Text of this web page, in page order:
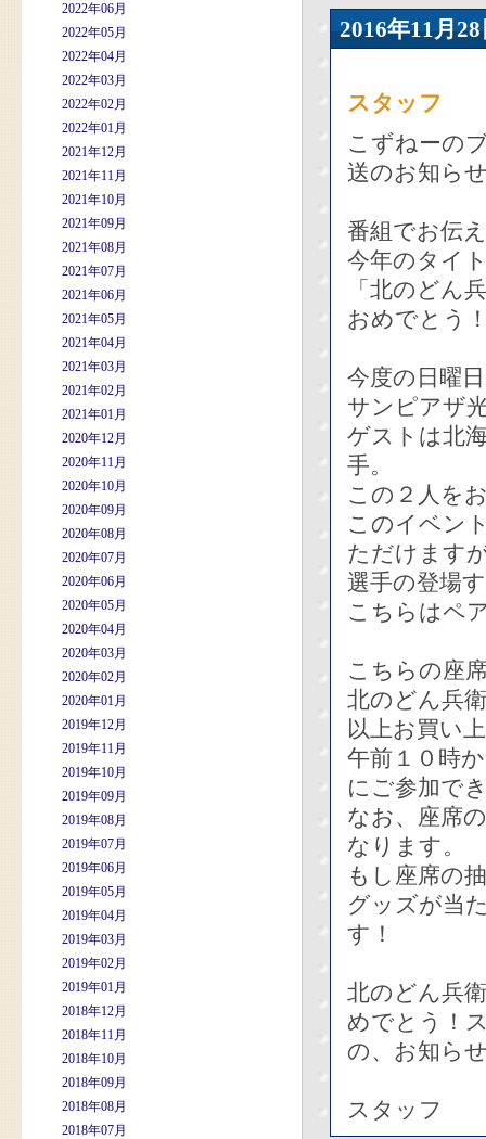
2022年06月
2022年05月
2022年04月
2022年03月
2022年02月
2022年01月
2021年12月
2021年11月
2021年10月
2021年09月
2021年08月
2021年07月
2021年06月
2021年05月
2021年04月
2021年03月
2021年02月
2021年01月
2020年12月
2020年11月
2020年10月
2020年09月
2020年08月
2020年07月
2020年06月
2020年05月
2020年04月
2020年03月
2020年02月
2020年01月
2019年12月
2019年11月
2019年10月
2019年09月
2019年08月
2019年07月
2019年06月
2019年05月
2019年04月
2019年03月
2019年02月
2019年01月
2018年12月
2018年11月
2018年10月
2018年09月
2018年08月
2018年07月
2016年11
スタッフ
こずねーの
送のお知ら
番組でお伝
今年のタイ
「北のどん
おめでとう
今度の日曜
サンピアザ
ゲストは北
手。
この２人を
このイベン
ただけます
選手の登場
こちらはペ
こちらの座
北のどん兵
以上お買い
午前１０時
にご参加で
なお、座席
なります。
もし座席の
グッズが当
す！
北のどん兵
めでとう！
の、お知ら
スタッフ